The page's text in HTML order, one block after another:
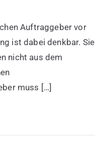
Auftraggeber vor
ist dabei denkbar. Sie
nicht aus dem
muss […]